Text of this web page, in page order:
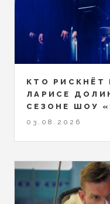
КТО РИСКНЁТ
ЛАРИСЕ
СЕЗОНЕ ШОУ
03.08.2026